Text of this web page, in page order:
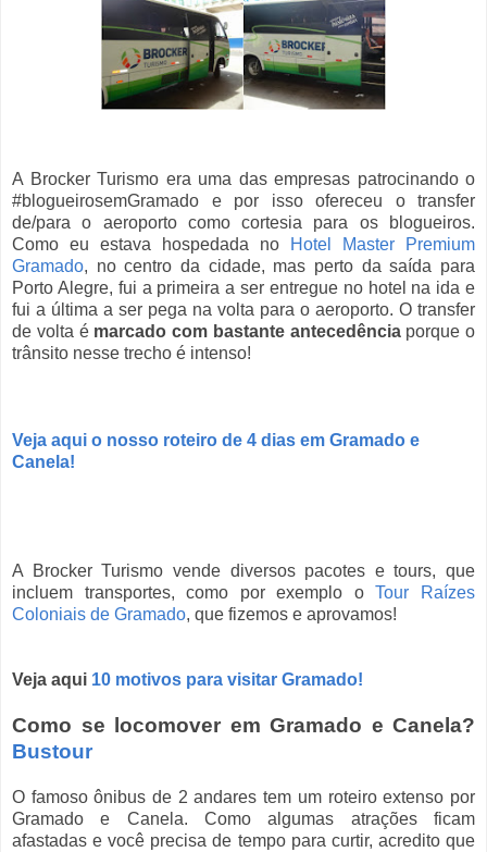
A Brocker Turismo era uma das empresas patrocinando o
#blogueirosemGramado e por isso ofereceu o transfer
de/para o aeroporto como cortesia para os blogueiros.
Como eu estava hospedada no
Hotel Master Premium
Gramado, no centro da cidade, mas perto da saída para
Porto Alegre, fui a primeira a ser entregue no hotel na ida e
fui a última a ser pega na volta para o aeroporto. O transfer
de volta émarcado com bastante antecedência porque o
trânsito nesse trecho é intenso!
Veja aqui o nosso roteiro de 4 dias em Gramado e
Canela!
A Brocker Turismo vende diversos pacotes e tours, que
incluem transportes, como por exemplo oTour Raízes
Coloniais de Gramado, que fizemos e aprovamos!
Veja aqui 10 motivos para visitar Gramado!
Como se locomover em Gramado e Canela?
Bustour
O famoso ônibus de 2 andares tem um roteiro extenso por
Gramado e Canela. Como algumas atrações ficam
afastadas e você precisa de tempo para curtir, acredito que